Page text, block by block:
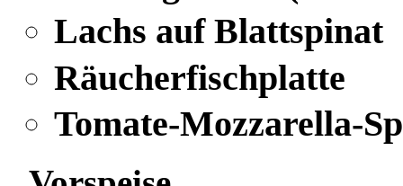
Lachs auf Blattspinat
Räucherfischplatte
Tomate-Mozzarella-